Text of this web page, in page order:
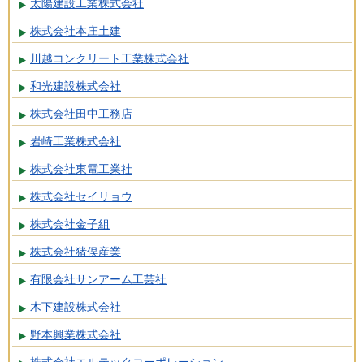
太陽建設工業株式会社
株式会社本庄土建
川越コンクリート工業株式会社
和光建設株式会社
株式会社田中工務店
岩崎工業株式会社
株式会社東電工業社
株式会社セイリョウ
株式会社金子組
株式会社猪俣産業
有限会社サンアーム工芸社
木下建設株式会社
野本興業株式会社